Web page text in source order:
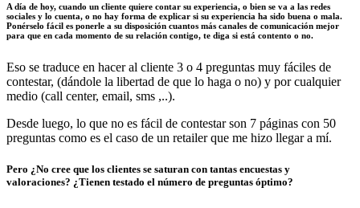
A día de hoy, cuando un cliente quiere contar su experiencia, o bien se va a las redes
sociales y lo cuenta, o no hay forma de explicar si su experiencia ha sido buena o mala.
Ponérselo fácil es ponerle a su disposición cuantos más canales de comunicación mejor
para que en cada momento de su relación contigo, te diga si está contento o no.
Eso se traduce en hacer al cliente 3 o 4 preguntas muy fáciles de
contestar, (dándole la libertad de que lo haga o no) y por cualquier
medio (call center, email, sms ,..).
Desde luego, lo que no es fácil de contestar son 7 páginas con 50
preguntas como es el caso de un retailer que me hizo llegar a mí.
Pero ¿No cree que los clientes se saturan con tantas encuestas y
valoraciones? ¿Tienen testado el número de preguntas óptimo?